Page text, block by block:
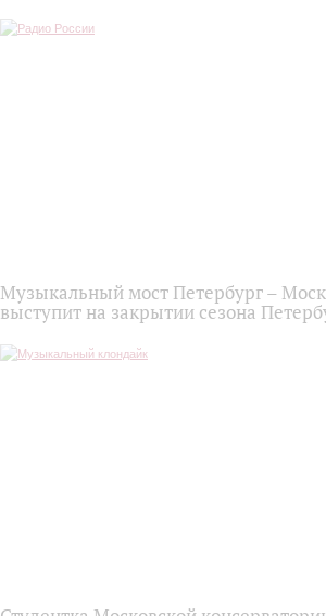
Музыкальный мост Петербург –
выступит на закрытии сезона